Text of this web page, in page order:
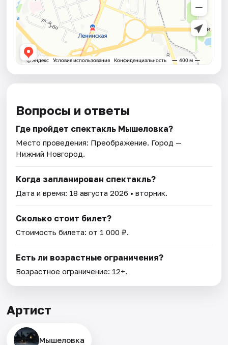
Вопросы и ответы
Где пройдет спектакль Мышеловка?
Место проведения: Преображение. Город —
Нижний Новгород.
Когда запланирован спектакль?
Дата и время: 18 августа 2026 • вторник.
Сколько стоит билет?
Стоимость билета: от 1 000 ₽.
Есть ли возрастные ограничения?
Возрастное ограничение: 12+.
Артист
Мышеловка